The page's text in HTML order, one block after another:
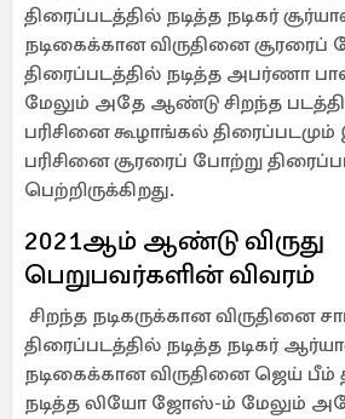
திரைப்படத்தில் நடித்த நடிகர்
நடிகைக்கான விருதினை சூரரைப்
திரைப்படத்தில் நடித்த அபர்ணா
மேலும் அதே ஆண்டு சிறந்த
பரிசினை கூழாங்கல்
பரிசினை சூரரைப் போற்று
பெற்றிருக்கிறது. ‎‎
2021ஆம் ஆண்டு விருது
பெறுபவர்களின் விவரம்
சிறந்த நடிகருக்கான விருதினை
திரைப்படத்தில் நடித்த நடிகர்
நடிகைக்கான விருதினை ஜெய் பீம்
நடித்த லியோ ஜோஸ்-ம் மேலும்